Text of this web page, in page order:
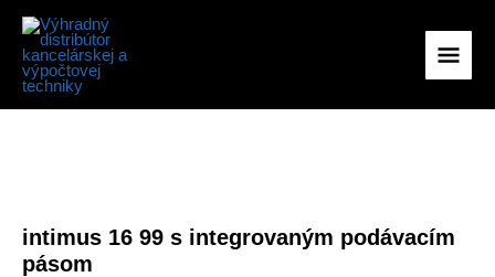
Preskočiť
obsah
intimus 16 99 s integrovaným podávacím
pásom